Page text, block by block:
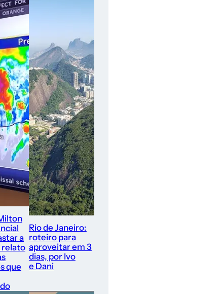
a
relato
que
Rio de Janeiro:
roteiro para
aproveitar em 3
dias, por Ivo
e Dani